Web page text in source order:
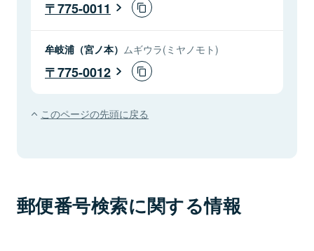
775-0011
牟岐浦（宮ノ本） ムギウラ(ミヤノモト)
775-0012
このページの先頭に戻る
郵便番号検索に関する情報